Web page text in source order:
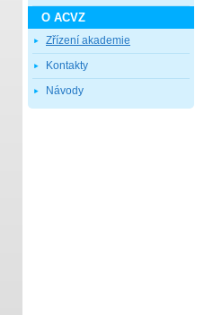
O ACVZ
Zřízení akademie
Kontakty
Návody